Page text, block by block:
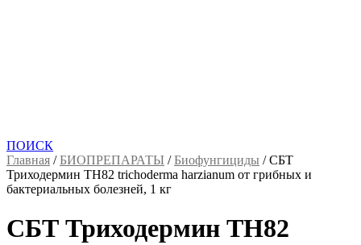
ПОИСК
Главная /БИОПРЕПАРАТЫ /Биофунгициды /СБТ
Триходермин ТН82 trichoderma harzianum от грибных и
бактериальных болезней, 1 кг
СБТ Триходермин ТН82